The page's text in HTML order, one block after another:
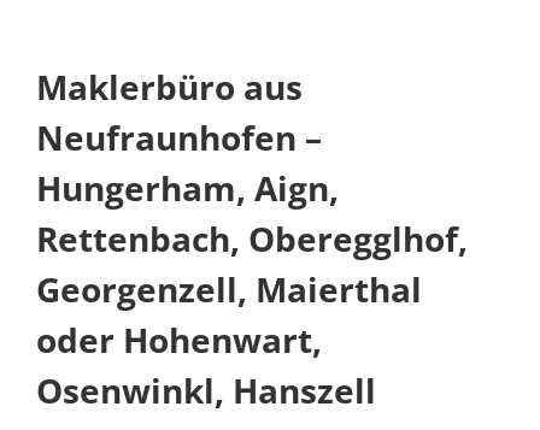
Maklerbüro aus
Neufraunhofen –
Hungerham, Aign,
Rettenbach, Oberegglhof,
Georgenzell, Maierthal
oder Hohenwart,
Osenwinkl, Hanszell